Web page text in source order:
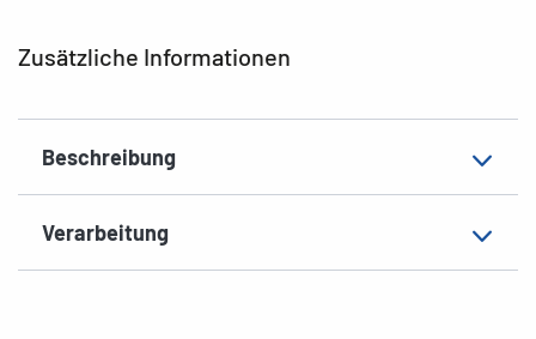
Zusätzliche Informationen
Beschreibung
Verarbeitung